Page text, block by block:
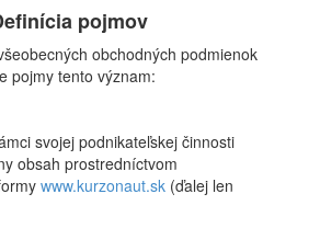
pojmov
obchodných podmienok
pojmy tento význam:
svojej podnikateľskej činnosti
obsah prostredníctvom
www.kurzonaut.sk (ďalej len